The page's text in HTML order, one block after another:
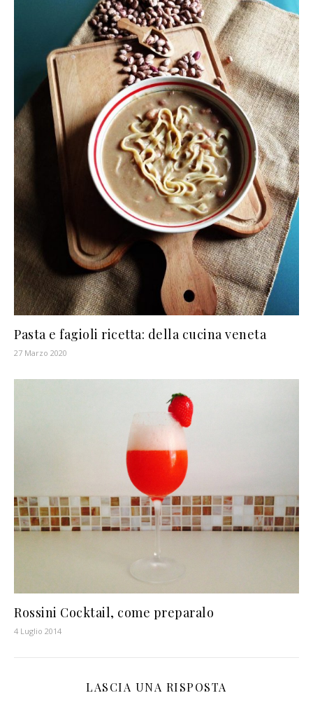
Pasta e fagioli ricetta: della cucina veneta
27 Marzo 2020
Rossini Cocktail, come preparalo
4 Luglio 2014
LASCIA UNA RISPOSTA